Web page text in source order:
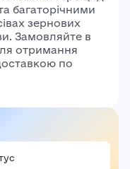
багаторічними
зернових
Замовляйте в
отримання
по